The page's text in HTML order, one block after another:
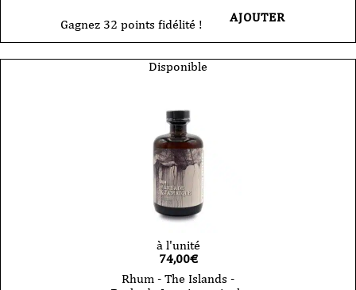
Gagnez 32 points fidélité ! AJOUTER
Disponible
à l'unité
74,00€
Rhum - The Islands -